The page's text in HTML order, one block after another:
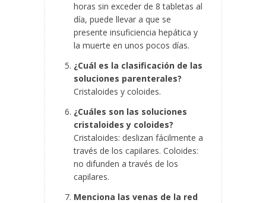
horas sin exceder de 8 tabletas al
día, puede llevar a que se
presente insuficiencia hepática y
la muerte en unos pocos días.
¿Cuál es la clasificación de las
soluciones parenterales?
Cristaloides y coloides.
¿Cuáles son las soluciones
cristaloides y coloides?
Cristaloides: deslizan fácilmente a
través de los capilares. Coloides:
no difunden a través de los
capilares.
Menciona las venas de la red